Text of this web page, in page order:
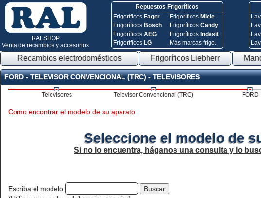
RALSHOP
Venta de recambios y accesorios
Repuestos Frigoríficos
Frigoríficos Fagor
Frigoríficos Bosch
FrigoríficosAEG
Frigoríficos LG
Frigoríficos Miele
FrigoríficosCandy
Frigoríficos Indesit
Más marcas frigo.
Recambios electrodomésticos Frigoríficos Liebherr
FORD - TELEVISOR CONVENCIONAL (TRC) - TELEVISORES
Televisores Televisor Convencional (TRC) FORD
Como encontrar el modelo de su aparato
Seleccione el modelo de
Si no lo encuentra, háganos una consulta y lo
Escriba el modelo